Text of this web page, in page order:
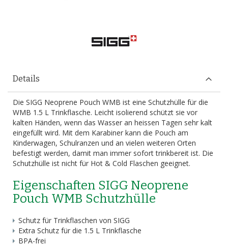
Details
Die SIGG Neoprene Pouch WMB ist eine Schutzhülle für die
WMB 1.5 L Trinkflasche. Leicht isolierend schützt sie vor
kalten Händen, wenn das Wasser an heissen Tagen sehr kalt
eingefüllt wird. Mit dem Karabiner kann die Pouch am
Kinderwagen, Schulranzen und an vielen weiteren Orten
befestigt werden, damit man immer sofort trinkbereit ist. Die
Schutzhülle ist nicht für Hot & Cold Flaschen geeignet.
Eigenschaften SIGG Neoprene
Pouch WMB Schutzhülle
Schutz für Trinkflaschen von SIGG
Extra Schutz für die 1.5 L Trinkflasche
BPA-frei